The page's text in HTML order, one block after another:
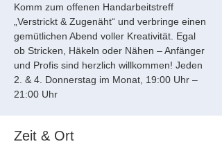
Komm zum offenen Handarbeitstreff
„Verstrickt & Zugenäht“ und verbringe einen
gemütlichen Abend voller Kreativität. Egal
ob Stricken, Häkeln oder Nähen – Anfänger
und Profis sind herzlich willkommen! Jeden
2. & 4. Donnerstag im Monat, 19:00 Uhr –
21:00 Uhr
Zeit & Ort